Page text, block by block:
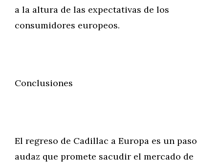
a la altura de las expectativas de los
consumidores europeos.
Conclusiones
El regreso de Cadillac a Europa es un paso
audaz que promete sacudir el mercado de